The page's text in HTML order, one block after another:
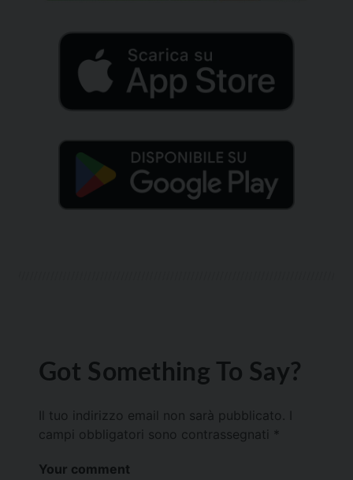
Got Something To Say?
Il tuo indirizzo email non sarà pubblicato.
campi obbligatori sono contrassegnati *
Your comment